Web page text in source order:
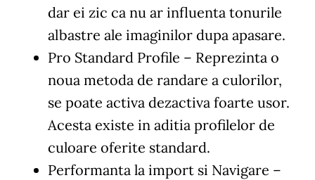
dar ei zic ca nu ar influenta tonurile
albastre ale imaginilor dupa apasare.
Pro Standard Profile – Reprezinta o
noua metoda de randare a culorilor,
se poate activa dezactiva foarte usor.
Acesta existe in aditia profilelor de
culoare oferite standard.
Performanta la import si Navigare –